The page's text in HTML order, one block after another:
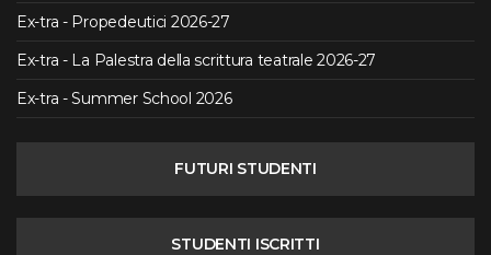
Ex-tra - Propedeutici 2026-27
Ex-tra - La Palestra della scrittura teatrale 2026-27
Ex-tra - Summer School 2026
FUTURI STUDENTI
STUDENTI ISCRITTI